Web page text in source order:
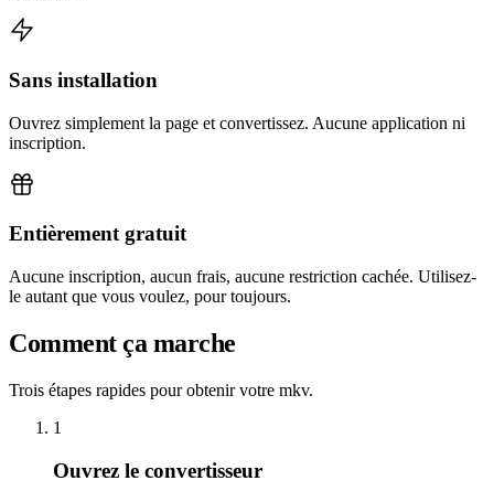
Sans installation
Ouvrez simplement la page et convertissez. Aucune application ni
inscription.
Entièrement gratuit
Aucune inscription, aucun frais, aucune restriction cachée. Utilisez-
le autant que vous voulez, pour toujours.
Comment ça marche
Trois étapes rapides pour obtenir votre mkv.
1
Ouvrez le convertisseur